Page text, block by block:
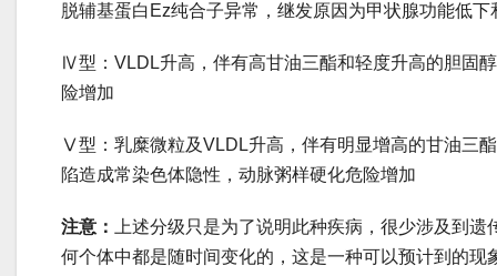
脱辅基蛋白Ez纯合子异常，继发原因为甲状腺功能低下
Ⅳ型：VLDL升高，伴有高甘油三酯和轻度升高的胆固
险增加
Ⅴ型：乳糜微粒及VLDL升高，伴有明显增高的甘油三
陷造成常染色体隐性，动脉粥样硬化危险增加
注意：
上述分级只是为了说明此种疾病，很少涉及到
何个体中都是随时间变化的，这是一种可以预计到的